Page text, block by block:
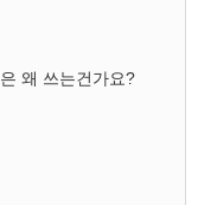
왜 쓰는건가요?